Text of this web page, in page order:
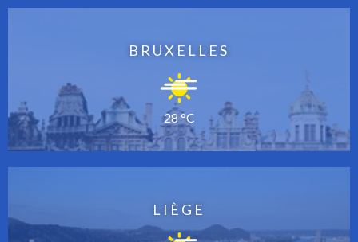
BRUXELLES
28 °C
LIÈGE